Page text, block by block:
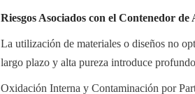
Riesgos Asociados con el Contenedor
La utilización de materiales o diseños no
largo plazo y alta pureza introduce
Oxidación Interna y Contaminación por